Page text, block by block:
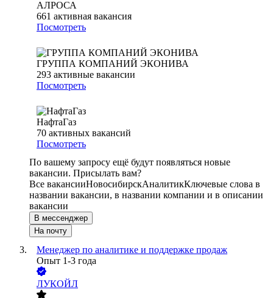
АЛРОСА
661 активная вакансия
Посмотреть
ГРУППА КОМПАНИЙ ЭКОНИВА
293 активные вакансии
Посмотреть
НафтаГаз
70 активных вакансий
Посмотреть
По вашему запросу ещё будут появляться новые
вакансии. Присылать вам?
Все вакансииНовосибирскАналитикКлючевые слова в
названии вакансии, в названии компании и в описании
вакансии
В мессенджер
На почту
Менеджер по аналитике и поддержке продаж
Опыт 1-3 года
ЛУКОЙЛ